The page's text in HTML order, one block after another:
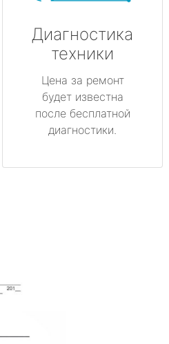
Диагностика
техники
Цена за ремонт
будет известна
после бесплатной
диагностики.